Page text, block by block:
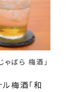
ばら 梅酒」
梅酒「和